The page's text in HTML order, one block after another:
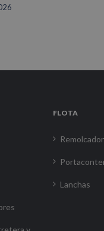
FLOTA
Lanchas